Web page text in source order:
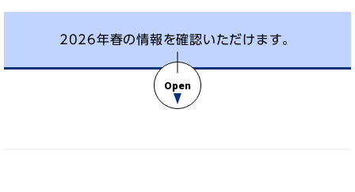
2026年春の情報を確認いただけます。